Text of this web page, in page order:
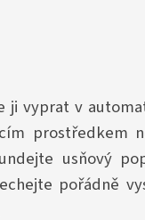
ji vyprat v
prostředkem
usňový
pořádně